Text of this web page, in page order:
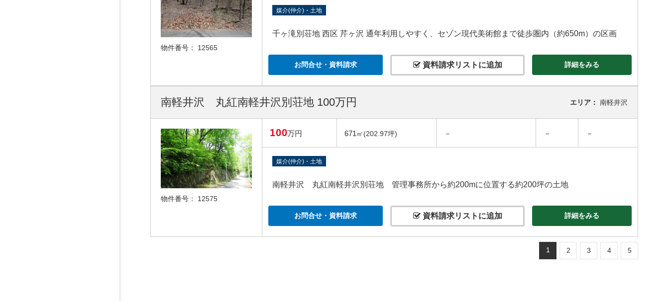
物件番号： 12565
媒介(仲介)・土地
千ヶ滝別荘地 西区 芹ヶ沢 通年利用しやすく、セゾン現代美術館まで徒歩圏内（約650m）の区画
お問合せ・資料請求 資料請求リストに追加 詳細をみる
南軽井沢 丸紅南軽井沢別荘地 100万円 エリア： 南軽井沢
物件番号： 12575
100万円 671㎡(202.97坪) － － －
媒介(仲介)・土地
南軽井沢 丸紅南軽井沢別荘地 管理事務所から約200mに位置する約200坪の土地
お問合せ・資料請求 資料請求リストに追加 詳細をみる
1 2 3 4 5